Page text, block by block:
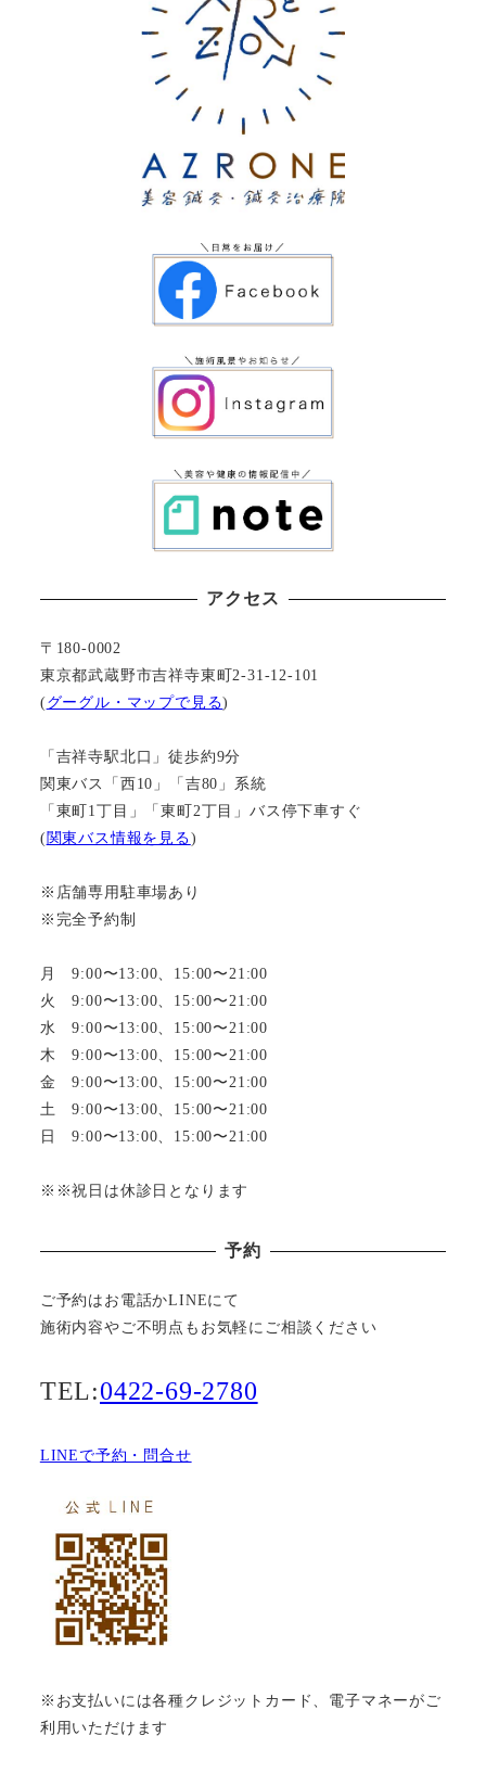
アクセス
〒180-0002
東京都武蔵野市吉祥寺東町2-31-12-101
(グーグル・マップで見る)
「吉祥寺駅北口」徒歩約9分
関東バス「西10」「吉80」系統
「東町1丁目」「東町2丁目」バス停下車すぐ
(関東バス情報を見る)
※店舗専用駐車場あり
※完全予約制
月 9:00〜13:00、15:00〜21:00
火 9:00〜13:00、15:00〜21:00
水 9:00〜13:00、15:00〜21:00
木 9:00〜13:00、15:00〜21:00
金 9:00〜13:00、15:00〜21:00
土 9:00〜13:00、15:00〜21:00
日 9:00〜13:00、15:00〜21:00
※※祝日は休診日となります
予約
ご予約はお電話かLINEにて
施術内容やご不明点もお気軽にご相談ください
TEL:0422-69-2780
LINEで予約・問合せ
※お支払いには各種クレジットカード、電子マネーがご
利用いただけます